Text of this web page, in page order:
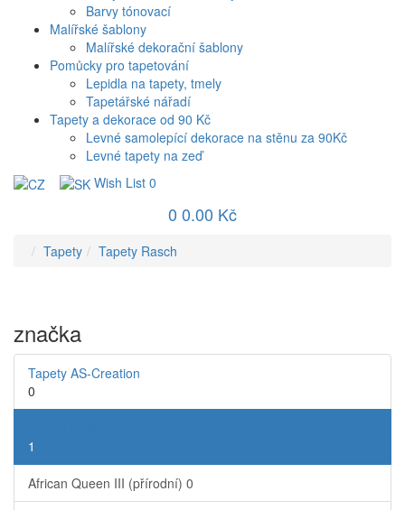
Barvy tónovací
Malířské šablony
Malířské dekorační šablony
Pomůcky pro tapetování
Lepidla na tapety, tmely
Tapetářské nářadí
Tapety a dekorace od 90 Kč
Levné samolepící dekorace na stěnu za 90Kč
Levné tapety na zeď
Wish List 0
0 0.00 Kč
Tapety Tapety Rasch
značka
Tapety AS-Creation
0
1
African Queen III (přírodní) 0